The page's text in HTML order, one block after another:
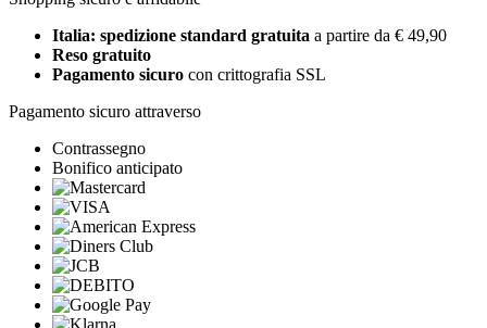
Italia: spedizione standard gratuita a partire da € 49,90
Reso gratuito
Pagamento sicuro con crittografia SSL
Pagamento sicuro attraverso
Contrassegno
Bonifico anticipato